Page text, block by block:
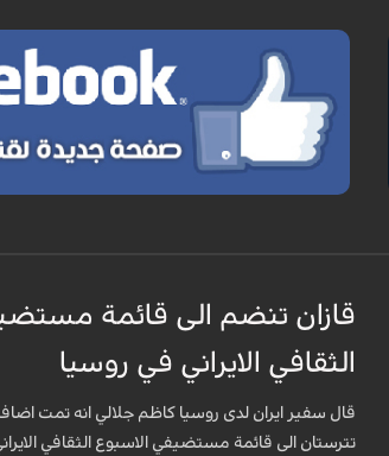
قازان تنضم الى قائمة
الثقافي الايراني في روسيا
قال سفير ايران لدى روسيا كاظم جلالي انه تمت
تترستان الى قائمة مستضيفي الاسبوع الثقافي